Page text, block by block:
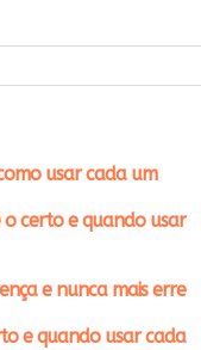
usar cada um
certo e quando usar
e nunca mais erre
e quando usar cada